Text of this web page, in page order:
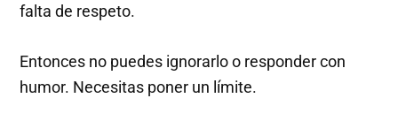
falta de respeto.
Entonces no puedes ignorarlo o responder con
humor. Necesitas poner un límite.